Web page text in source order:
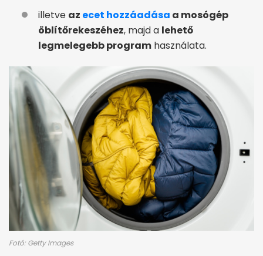
illetve az ecet hozzáadása a mosógép
öblítőrekeszéhez, majd a lehető
legmelegebb program használata.
Fotó: Getty Images